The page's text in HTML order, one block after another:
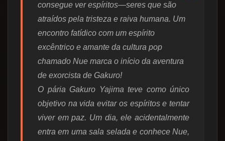
consegue ver espíritos—seres que são
atraídos pela tristeza e raiva humana. Um
encontro fatídico com um espírito
excêntrico e amante da cultura pop
chamado Nue marca o início da aventura
de exorcista de Gakuro!
O pária Gakuro Yajima teve como único
objetivo na vida evitar os espíritos e tentar
viver em paz. Um dia, ele acidentalmente
entra em uma sala selada e conhece Nue,